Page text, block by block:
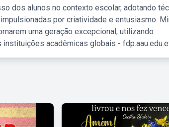
dos alunos no contexto escolar, adotando
por criatividade e entusiasmo.
uma geração excepcional, utilizando
acadêmicas globais -